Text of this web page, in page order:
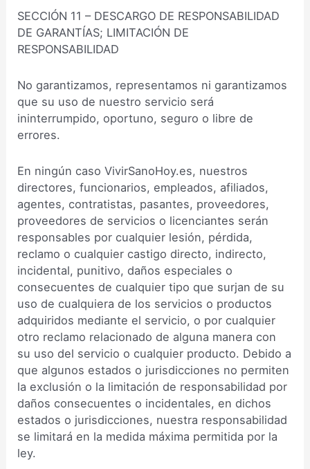
SECCIÓN 11 – DESCARGO DE RESPONSABILIDAD
DE GARANTÍAS; LIMITACIÓN DE
RESPONSABILIDAD
No garantizamos, representamos ni garantizamos
que su uso de nuestro servicio será
ininterrumpido, oportuno, seguro o libre de
errores.
En ningún caso VivirSanoHoy.es, nuestros
directores, funcionarios, empleados, afiliados,
agentes, contratistas, pasantes, proveedores,
proveedores de servicios o licenciantes serán
responsables por cualquier lesión, pérdida,
reclamo o cualquier castigo directo, indirecto,
incidental, punitivo, daños especiales o
consecuentes de cualquier tipo que surjan de su
uso de cualquiera de los servicios o productos
adquiridos mediante el servicio, o por cualquier
otro reclamo relacionado de alguna manera con
su uso del servicio o cualquier producto. Debido a
que algunos estados o jurisdicciones no permiten
la exclusión o la limitación de responsabilidad por
daños consecuentes o incidentales, en dichos
estados o jurisdicciones, nuestra responsabilidad
se limitará en la medida máxima permitida por la
ley.